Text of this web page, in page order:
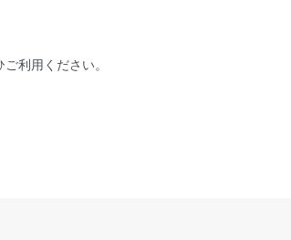
利用ください。